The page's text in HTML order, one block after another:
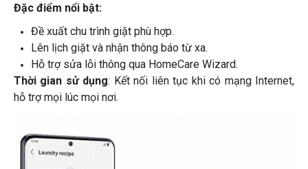
Đặc điểm nổi bật:
Đề xuất chu trình giặt phù hợp.
Lên lịch giặt và nhận thông báo từ xa.
Hỗ trợ sửa lỗi thông qua HomeCare Wizard.
Thời gian sử dụng: Kết nối liên tục khi có mạng Internet,
hỗ trợ mọi lúc mọi nơi.